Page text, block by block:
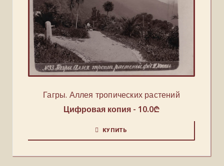
Гагры. Аллея тропических растений
Цифровая копия - 10.0₾
КУПИТЬ